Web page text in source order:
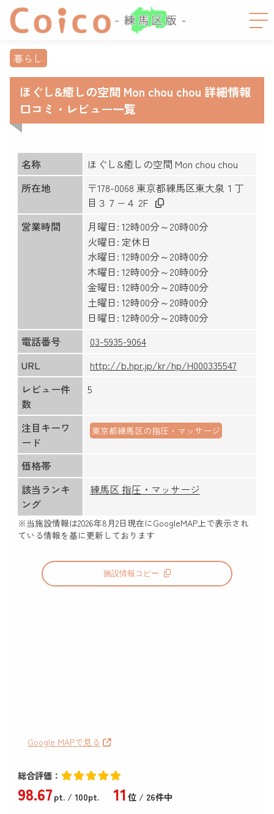
暮らし
ほぐし&癒しの空間 Mon chou chou 詳細情報
口コミ・レビュー一覧
名称
ほぐし&癒しの空間 Mon chou chou
所在地
〒178-0068 東京都練馬区東大泉１丁
目３７−４ 2F
営業時間
月曜日: 12時00分～20時00分
火曜日: 定休日
水曜日: 12時00分～20時00分
木曜日: 12時00分～20時00分
金曜日: 12時00分～20時00分
土曜日: 12時00分～20時00分
日曜日: 12時00分～20時00分
電話番号
03-5935-9064
URL
http://b.hpr.jp/kr/hp/H000335547
レビュー件
数
5
注目キーワ
ード
東京都練馬区の指圧・マッサージ
価格帯
該当ランキ
ング
練馬区 指圧・マッサージ
※当施設情報は2026年8月2日現在にGoogleMAP上で表示され
ている情報を基に更新しております
施設情報コピー
Google MAPで見る
総合評価：
98.67pt./ 100pt. 11位 / 26件中